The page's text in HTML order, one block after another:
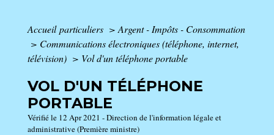
Accueil particuliers > Argent - Impôts - Consommation
> Communications électroniques (téléphone, internet,
télévision) > Vol d'un téléphone portable
VOL D'UN TÉLÉPHONE
PORTABLE
Vérifié le 12 Apr 2021 - Direction de l'information légale et
administrative (Première ministre)